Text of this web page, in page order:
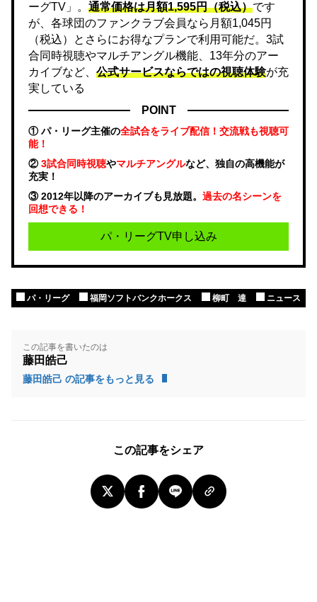
ーグTV」。 通常価格は月額1,595円（税込）です
が、各球団のファンクラブ会員なら月額1,045円
（税込）とさらにお得なプランで利用可能だ。3試
合同時視聴やマルチアングル機能、13年分のアー
カイブなど、 公式サービスならではの視聴体験が充
実している
POINT
① パ・リーグ主催の全試合をライブ配信！交流戦も視聴可
能！
②3試合同時視聴やマルチアングルなど、独自の高機能が
充実！
③ 2012年以降のアーカイブも見放題。 過去の名シーンを
回想できる！
パ・リーグTV申し込み
パ・リーグ 福岡ソフトバンクホークス 柳町 達 ニュース
この記事を書いたのは
藤田皓己
藤田皓己 の記事をもっと見る
この記事をシェア